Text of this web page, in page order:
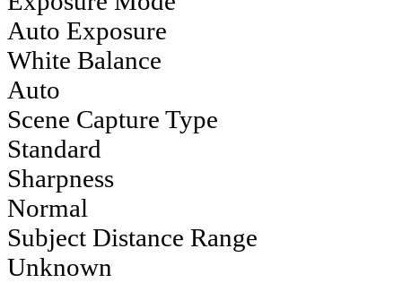
Auto Exposure
White Balance
Auto
Scene Capture Type
Standard
Sharpness
Normal
Subject Distance Range
Unknown